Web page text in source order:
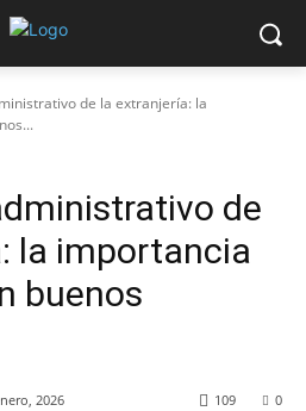
de la extranjería: la
de
la importancia
buenos
2026 0
109